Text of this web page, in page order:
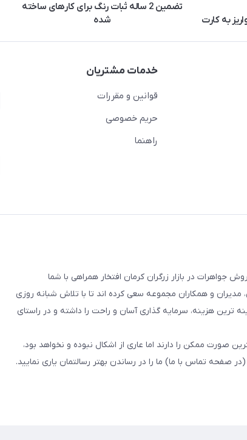
به کارت
تضمین 2 ساله ثبات رنگ برای کارهای ساخته
شده
خدمات مشتریان
قوانین و مقررات
حریم خصوصی
راهنما
از 17 سال تجربه در امر ساخت و فروش جواهرات در بازار زرگران کرمان افتخار همراهی با شما
مدیران و همکاران مجموعه سعی کرده اند تا با تلاش شبانه روزی
ترین هزینه، سرمایه گذاری آسان و راحت را داشته و در راستای
صورت ممکن را دارند اما عاری از اشکال نبوده و نخواهد بود،
صفحه تماس با ما) ما را در رساندن بهتر رسالتمان یاری نمایید.